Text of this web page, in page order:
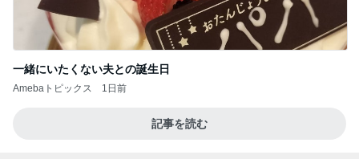
一緒にいたくない夫との誕生日
Amebaトピックス 1日前
記事を読む